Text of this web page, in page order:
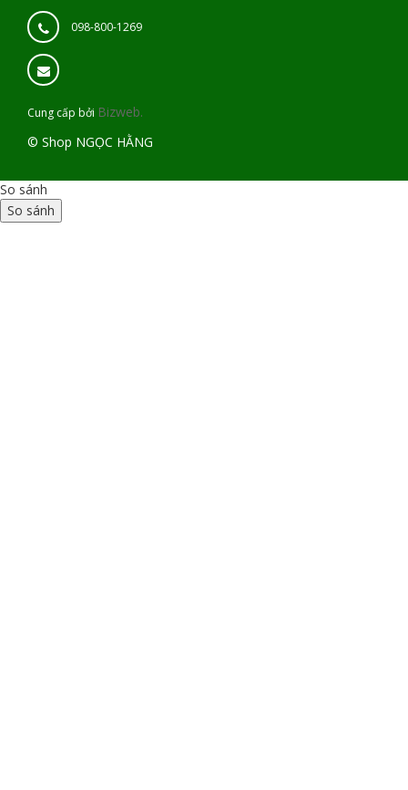
098-800-1269
Cung cấp bởi Bizweb.
© Shop NGỌC HẰNG
So sánh
So sánh